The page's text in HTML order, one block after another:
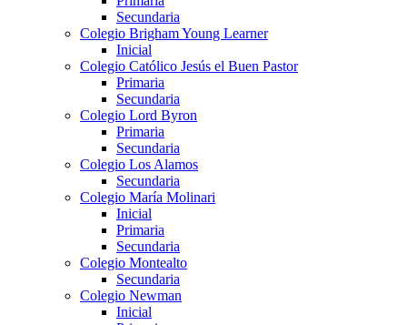
Secundaria
Colegio Brigham Young Learner
Inicial
Colegio Católico Jesús el Buen Pastor
Primaria
Secundaria
Colegio Lord Byron
Primaria
Secundaria
Colegio Los Alamos
Secundaria
Colegio María Molinari
Inicial
Primaria
Secundaria
Colegio Montealto
Secundaria
Colegio Newman
Inicial